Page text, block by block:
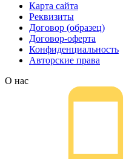
Карта сайта
Реквизиты
Договор (образец)
Договор-оферта
Конфиденциальность
Авторские права
О нас